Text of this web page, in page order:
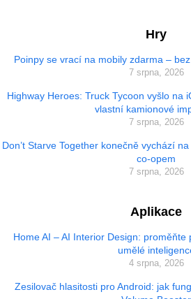
Hry
Poinpy se vrací na mobily zdarma –
7 srpna, 2026
Highway Heroes: Truck Tycoon vyšlo na
vlastní kamionové
7 srpna, 2026
Don’t Starve Together konečně vychází
co-opem
7 srpna, 2026
Aplikace
Home AI – AI Interior Design:
umělé
4 srpna, 2026
Zesilovač hlasitosti pro Android: jak